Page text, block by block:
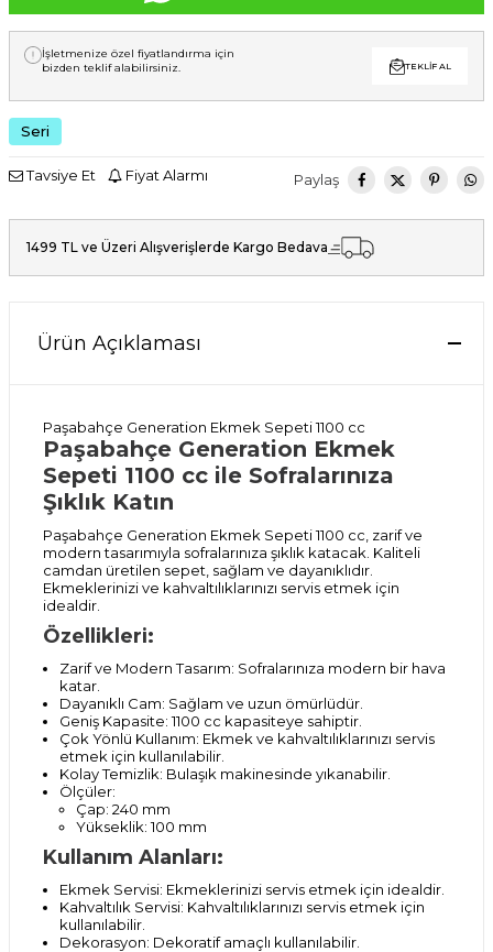
İşletmenize özel fiyatlandırma için
bizden teklif alabilirsiniz.
TEKLIF AL
Seri
Tavsiye Et Fiyat Alarmı Paylaş
1499 TL ve Üzeri Alışverişlerde Kargo Bedava
Ürün Açıklaması
Paşabahçe Generation Ekmek Sepeti 1100 cc
Paşabahçe Generation Ekmek
Sepeti 1100 cc ile Sofralarınıza
Şıklık Katın
Paşabahçe Generation Ekmek Sepeti 1100 cc, zarif ve
modern tasarımıyla sofralarınıza şıklık katacak. Kaliteli
camdan üretilen sepet, sağlam ve dayanıklıdır.
Ekmeklerinizi ve kahvaltılıklarınızı servis etmek için
idealdir.
Özellikleri:
Zarif ve Modern Tasarım: Sofralarınıza modern bir hava
katar.
Dayanıklı Cam: Sağlam ve uzun ömürlüdür.
Geniş Kapasite: 1100 cc kapasiteye sahiptir.
Çok Yönlü Kullanım: Ekmek ve kahvaltılıklarınızı servis
etmek için kullanılabilir.
Kolay Temizlik: Bulaşık makinesinde yıkanabilir.
Ölçüler:
Çap: 240 mm
Yükseklik: 100 mm
Kullanım Alanları:
Ekmek Servisi: Ekmeklerinizi servis etmek için idealdir.
Kahvaltılık Servisi: Kahvaltılıklarınızı servis etmek için
kullanılabilir.
Dekorasyon: Dekoratif amaçlı kullanılabilir.